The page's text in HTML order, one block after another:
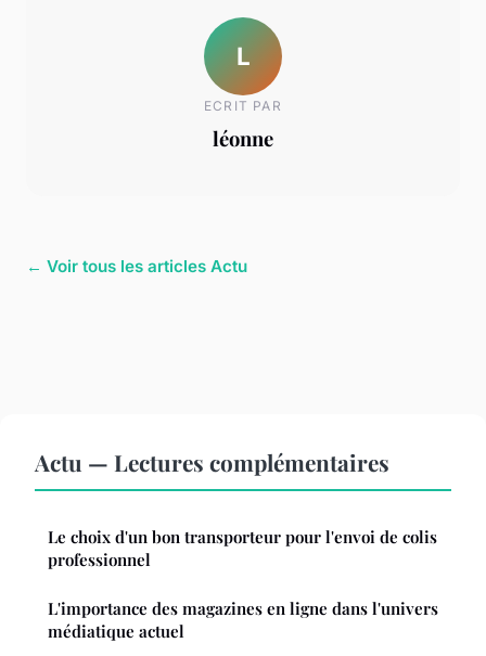
L
ECRIT PAR
léonne
← Voir tous les articles Actu
Actu — Lectures complémentaires
Le choix d'un bon transporteur pour l'envoi de colis
professionnel
L'importance des magazines en ligne dans l'univers
médiatique actuel